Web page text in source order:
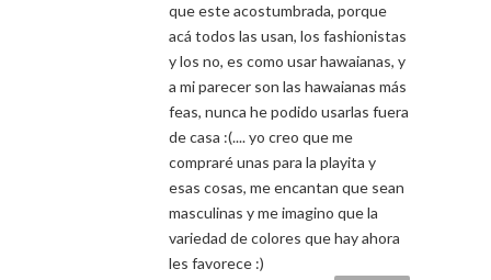
que este acostumbrada, porque
acá todos las usan, los fashionistas
y los no, es como usar hawaianas, y
a mi parecer son las hawaianas más
feas, nunca he podido usarlas fuera
de casa :(.... yo creo que me
compraré unas para la playita y
esas cosas, me encantan que sean
masculinas y me imagino que la
variedad de colores que hay ahora
les favorece :)